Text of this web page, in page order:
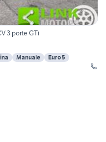
3 porte GTi
Manuale
Euro 5